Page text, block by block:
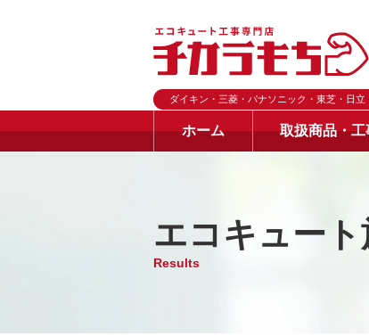
ダイキン・三菱・パナソニック・東芝・日立
ホーム 取扱商品・
エコキュー
Results